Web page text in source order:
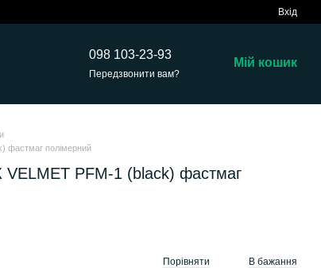
Вхід
098 103-23-93
Передзвонити вам?
Мій кошик
фастмаг полімерний
VELMET PFM-1 (black) фастмаг
Порівняти В бажання